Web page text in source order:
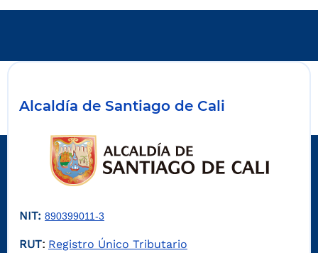
Alcaldía de Santiago de Cali
NIT: 890399011-3
RUT: Registro Único Tributario